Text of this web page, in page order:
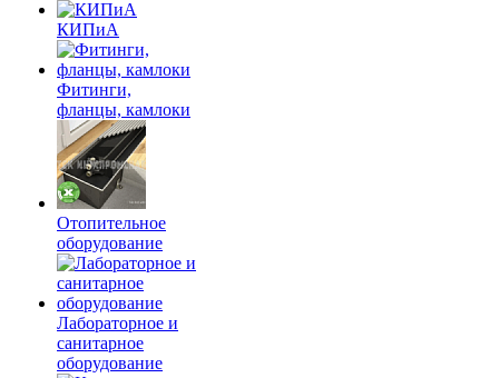
КИПиА
Фитинги,
фланцы, камлоки
Отопительное
оборудование
Лабораторное и
санитарное
оборудование